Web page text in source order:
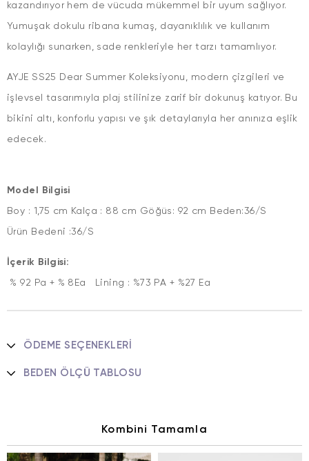
kazandırıyor hem de vücuda mükemmel bir uyum sağlıyor.
Yumuşak dokulu ribana kumaş, dayanıklılık ve kullanım
kolaylığı sunarken, sade renkleriyle her tarzı tamamlıyor.
AYJE SS25 Dear Summer Koleksiyonu, modern çizgileri ve
işlevsel tasarımıyla plaj stilinize zarif bir dokunuş katıyor. Bu
bikini altı, konforlu yapısı ve şık detaylarıyla her anınıza eşlik
edecek.
Model Bilgisi
Boy : 1,75 cm Kalça : 88 cm Göğüs: 92 cm Beden:36/S
Ürün Bedeni :36/S
İçerik Bilgisi:
% 92 Pa + % 8Ea Lining : %73 PA + %27 Ea
ÖDEME SEÇENEKLERI
BEDEN ÖLÇÜ TABLOSU
Kombini Tamamla